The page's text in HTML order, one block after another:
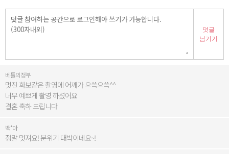
덧글
남기기
베틀의정부
멋진 화보같은 촬영에 어깨가 으쓱으쓱^^
너무 예쁘게 촬영 하셨어요
결혼 축하 드립니다
백*아
정말 멋져요! 분위기 대박이네요~!